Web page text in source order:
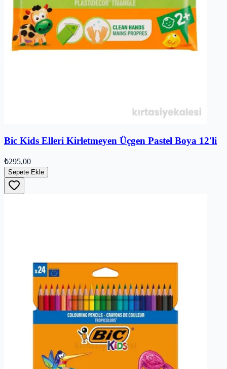
Bic Kids Elleri Kirletmeyen Üçgen Pastel Boya 12'li
₺295,00
Sepete Ekle